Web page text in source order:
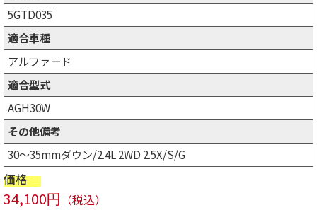
5GTD035
適合車種
アルファード
適合型式
AGH30W
その他備考
30～35mmダウン/2.4L 2WD 2.5X/S/G
価格
34,100円 （税込）